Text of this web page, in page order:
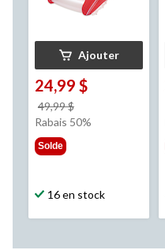
Ajouter
24,99 $
49,99 $
était
Rabais 50%
Solde
16 en stock